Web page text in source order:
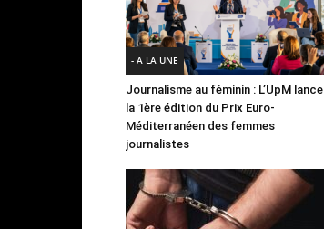
- A LA UNE
Journalisme au féminin : L’UpM lance
la 1ère édition du Prix Euro-
Méditerranéen des femmes
journalistes